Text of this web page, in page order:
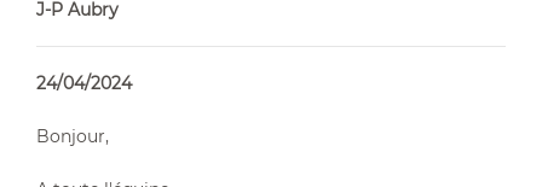
J-P Aubry
24/04/2024
Bonjour,